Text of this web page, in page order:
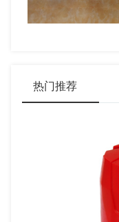
热门推荐